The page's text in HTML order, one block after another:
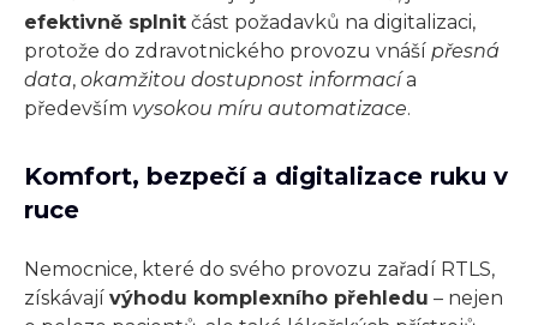
efektivně splnit část požadavků na digitalizaci,
protože do zdravotnického provozu vnáší přesná
data, okamžitou dostupnost informacía
především vysokou míru automatizace.
Komfort, bezpečí a digitalizace ruku v
ruce
Nemocnice, které do svého provozu zařadí RTLS,
získávají výhodu komplexního přehledu – nejen